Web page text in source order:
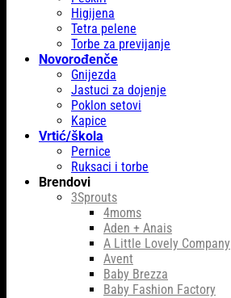
Higijena
Tetra pelene
Torbe za previjanje
Novorođenče
Gnijezda
Jastuci za dojenje
Poklon setovi
Kapice
Vrtić/škola
Pernice
Ruksaci i torbe
Brendovi
3Sprouts
4moms
Aden + Anais
A Little Lovely Company
Avent
Baby Brezza
Baby Fashion Factory